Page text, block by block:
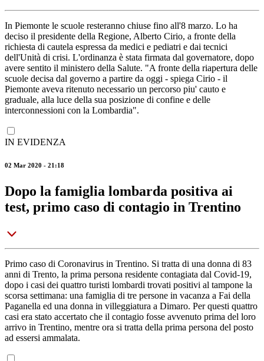
In Piemonte le scuole resteranno chiuse fino all'8 marzo. Lo ha
deciso il presidente della Regione, Alberto Cirio, a fronte della
richiesta di cautela espressa da medici e pediatri e dai tecnici
dell'Unità di crisi. L'ordinanza è stata firmata dal governatore, dopo
avere sentito il ministero della Salute. "A fronte della riapertura delle
scuole decisa dal governo a partire da oggi - spiega Cirio - il
Piemonte aveva ritenuto necessario un percorso piu' cauto e
graduale, alla luce della sua posizione di confine e delle
interconnessioni con la Lombardia".
IN EVIDENZA
02 Mar 2020 - 21:18
Dopo la famiglia lombarda positiva ai
test, primo caso di contagio in Trentino
Primo caso di Coronavirus in Trentino. Si tratta di una donna di 83
anni di Trento, la prima persona residente contagiata dal Covid-19,
dopo i casi dei quattro turisti lombardi trovati positivi al tampone la
scorsa settimana: una famiglia di tre persone in vacanza a Fai della
Paganella ed una donna in villeggiatura a Dimaro. Per questi quattro
casi era stato accertato che il contagio fosse avvenuto prima del loro
arrivo in Trentino, mentre ora si tratta della prima persona del posto
ad essersi ammalata.